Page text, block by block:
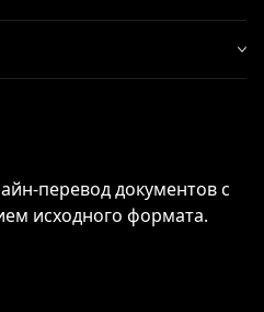
перевод документов с
исходного формата.